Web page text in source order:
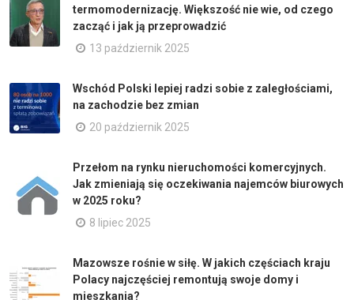
termomodernizację. Większość nie wie, od czego
zacząć i jak ją przeprowadzić
13 październik 2025
Wschód Polski lepiej radzi sobie z zaległościami,
na zachodzie bez zmian
20 październik 2025
Przełom na rynku nieruchomości komercyjnych.
Jak zmieniają się oczekiwania najemców biurowych
w 2025 roku?
8 lipiec 2025
Mazowsze rośnie w siłę. W jakich częściach kraju
Polacy najczęściej remontują swoje domy i
mieszkania?